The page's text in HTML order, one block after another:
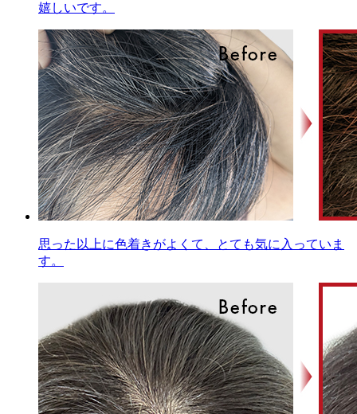
嬉しいです。
思った以上に色着きがよくて、とても気に入っていま
す。